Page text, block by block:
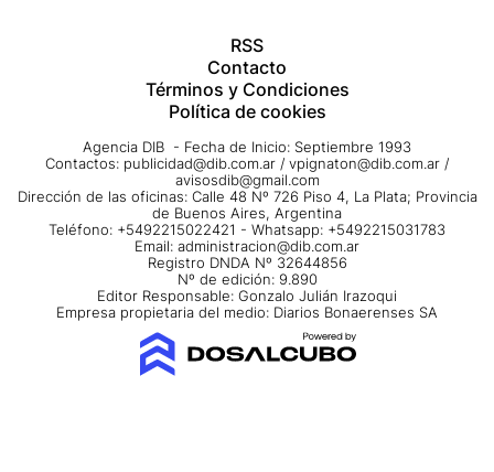
RSS
Contacto
Términos y Condiciones
Política de cookies
Agencia DIB - Fecha de Inicio: Septiembre 1993
Contactos: publicidad@dib.com.ar / vpignaton@dib.com.ar /
avisosdib@gmail.com
Dirección de las oficinas: Calle 48 Nº 726 Piso 4, La Plata; Provincia
de Buenos Aires, Argentina
Teléfono: +5492215022421 - Whatsapp: +5492215031783
Email: administracion@dib.com.ar
Registro DNDA Nº 32644856
Nº de edición: 9.890
Editor Responsable: Gonzalo Julián Irazoqui
Empresa propietaria del medio: Diarios Bonaerenses SA